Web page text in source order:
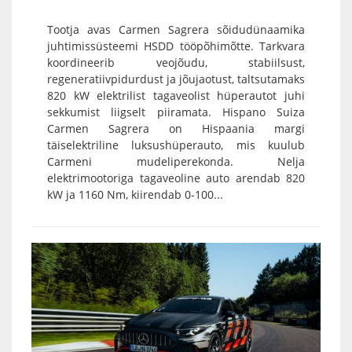
Tootja avas Carmen Sagrera sõidudünaamika
juhtimissüsteemi HSDD tööpõhimõtte. Tarkvara
koordineerib veojõudu, stabiilsust,
regeneratiivpidurdust ja jõujaotust, taltsutamaks
820 kW elektrilist tagaveolist hüperautot juhi
sekkumist liigselt piiramata. Hispano Suiza
Carmen Sagrera on Hispaania margi
täiselektriline luksushüperauto, mis kuulub
Carmeni mudeliperekonda. Nelja
elektrimootoriga tagaveoline auto arendab 820
kW ja 1160 Nm, kiirendab 0-100...